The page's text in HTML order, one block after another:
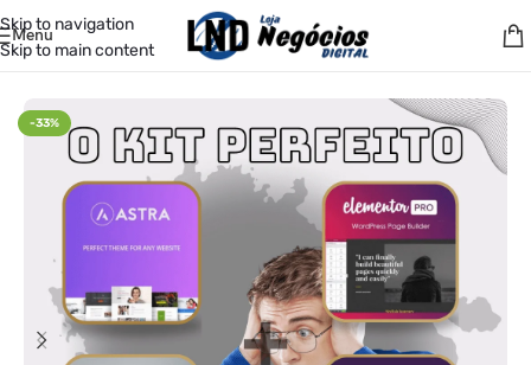
Skip to navigation
Skip to main content
Menu
Início/Produtos Digitais Super Packs
-33%